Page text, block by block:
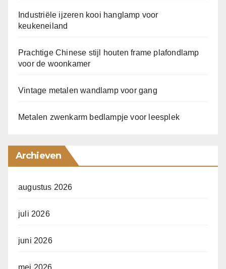
Industriële ijzeren kooi hanglamp voor
keukeneiland
Prachtige Chinese stijl houten frame plafondlamp
voor de woonkamer
Vintage metalen wandlamp voor gang
Metalen zwenkarm bedlampje voor leesplek
Archieven
augustus 2026
juli 2026
juni 2026
mei 2026